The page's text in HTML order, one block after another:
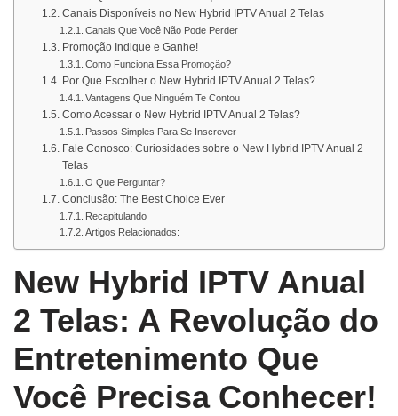
Canais Disponíveis no New Hybrid IPTV Anual 2 Telas
Canais Que Você Não Pode Perder
Promoção Indique e Ganhe!
Como Funciona Essa Promoção?
Por Que Escolher o New Hybrid IPTV Anual 2 Telas?
Vantagens Que Ninguém Te Contou
Como Acessar o New Hybrid IPTV Anual 2 Telas?
Passos Simples Para Se Inscrever
Fale Conosco: Curiosidades sobre o New Hybrid IPTV Anual 2
Telas
O Que Perguntar?
Conclusão: The Best Choice Ever
Recapitulando
Artigos Relacionados:
New Hybrid IPTV Anual
2 Telas: A Revolução do
Entretenimento Que
Você Precisa Conhecer!